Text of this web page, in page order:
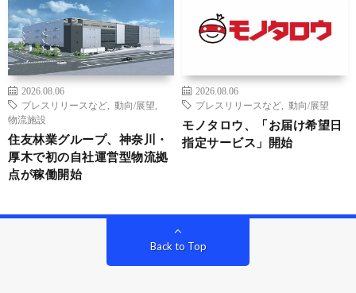
2026.08.06
プレスリリースなど
動向/展望
物流施設
住友林業グループ、神奈川・
厚木で初の自社運営型物流拠
点が稼働開始
2026.08.06
プレスリリースなど
動向/展望
モノタロウ、「お届け希望日
指定サービス」開始
Back to Top